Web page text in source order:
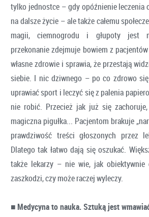
tylko jednostce – gdy opóźnienie leczenia
na dalsze życie – ale także całemu
magii, ciemnogrodu i głupoty jest
przekonanie zdejmuje bowiem z
własne zdrowie i sprawia, że przestają
siebie. I nic dziwnego – po co zdrowo
uprawiać sport i leczyć się z palenia
nie robić. Przecież jak już się
magiczna pigułka... Pacjentom brakuje
prawdziwość treści głoszonych przez
Dlatego tak łatwo dają się oszukać.
także lekarzy – nie wie, jak obiektywnie
zaszkodzi, czy może raczej wyleczy.
■Medycyna to nauka. Sztuką jest